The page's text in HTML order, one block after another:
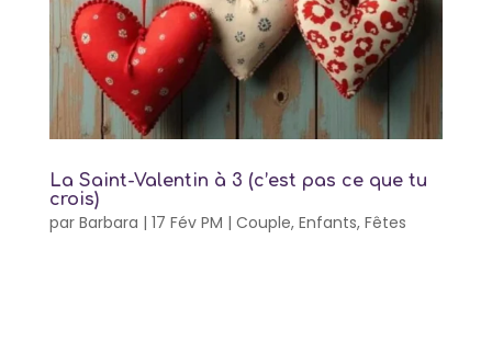
La Saint-Valentin à 3 (c’est pas ce que tu
crois)
par Barbara | 17 Fév PM | Couple, Enfants, Fêtes